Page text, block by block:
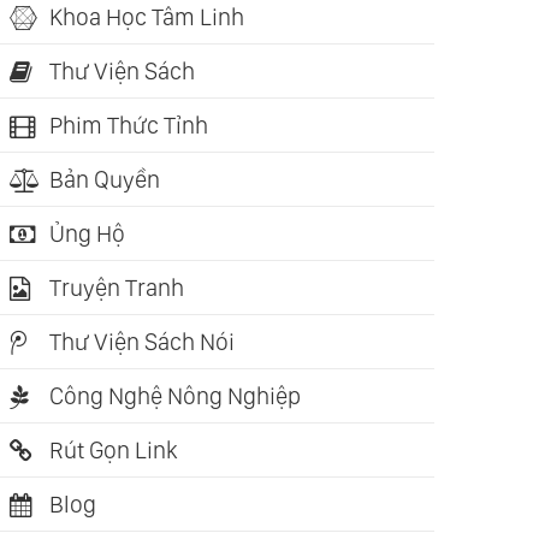
Khoa Học Tâm Linh
Thư Viện Sách
Phim Thức Tỉnh
Bản Quyền
Ủng Hộ
Truyện Tranh
Thư Viện Sách Nói
Công Nghệ Nông Nghiệp
Rút Gọn Link
Blog